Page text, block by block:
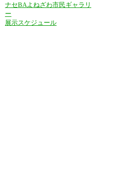
ナセBAよねざわ市民ギャラリ
ー
展示スケジュール